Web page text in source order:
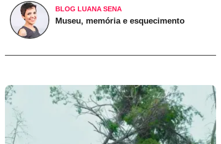
BLOG LUANA SENA
Museu, memória e esquecimento